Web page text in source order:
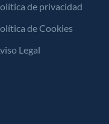
de privacidad
de Cookies
Legal